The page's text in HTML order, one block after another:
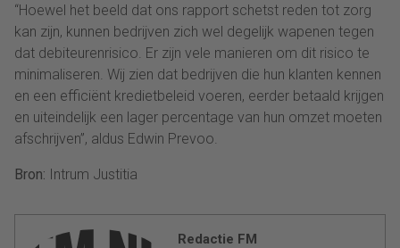
“Hoewel het beeld dat ons rapport schetst reden tot zorg
kan zijn, kunnen bedrijven zich wel degelijk wapenen tegen
dat debiteurenrisico. Er zijn vele manieren om dit risico te
minimaliseren. Wij zien dat bedrijven die hun klanten kennen
en een efficiënt kredietbeleid voeren, eerder betaald krijgen
en uiteindelijk een lager percentage van hun omzet moeten
afschrijven”, aldus Edwin Prevoo.
Bron: Intrum Justitia
Redactie FM